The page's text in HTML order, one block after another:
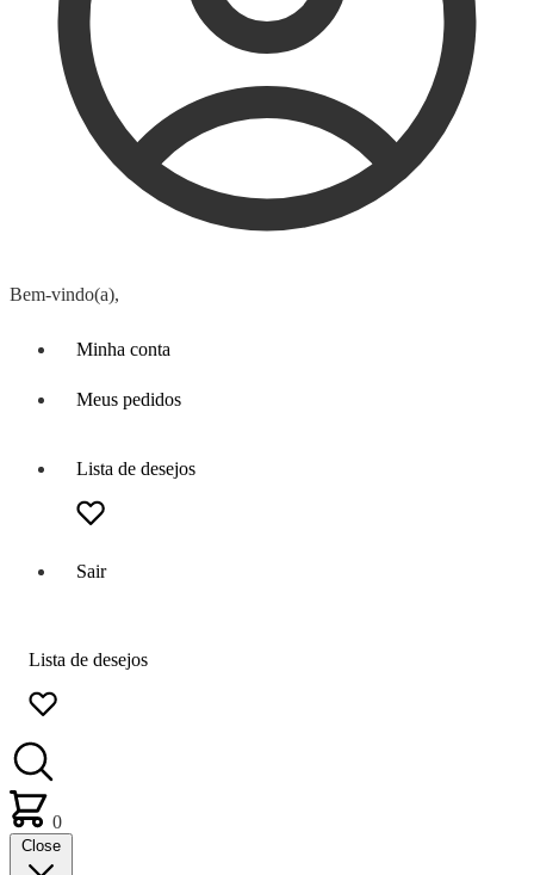
Bem-vindo(a),
Minha conta
Meus pedidos
Lista de desejos
Sair
Lista de desejos
0
Close